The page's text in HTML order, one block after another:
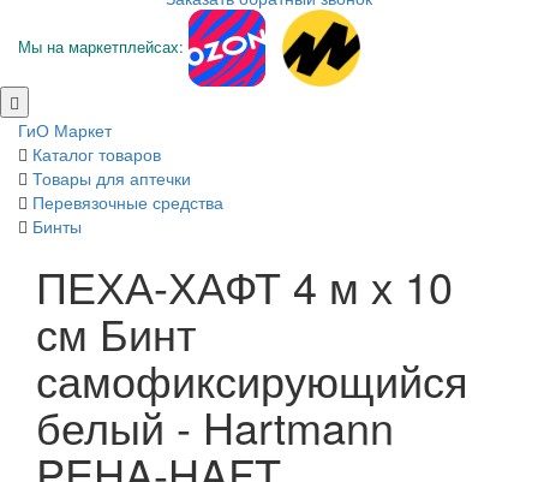
Мы на маркетплейсах:
ГиО Маркет
Каталог товаров
Товары для аптечки
Перевязочные средства
Бинты
ПЕХА-ХАФТ 4 м х 10
см Бинт
самофиксирующийся
белый - Hartmann